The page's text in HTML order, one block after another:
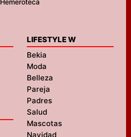
Hemeroteca
LIFESTYLE W
Bekia
Moda
Belleza
Pareja
Padres
Salud
Mascotas
Navidad